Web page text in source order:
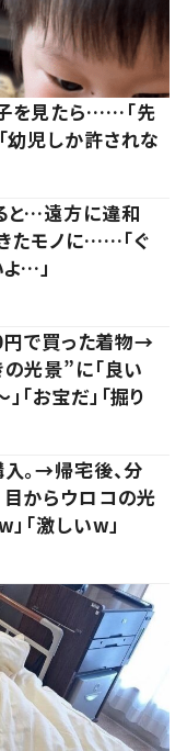
を見たら……「先
幼児しか許されな
と…遠方に違和
たモノに……「ぐ
…」
で買った着物→
光景”に「良い
「お宝だ」「掘り
。→帰宅後、分
からウロコの光
「激しいw」